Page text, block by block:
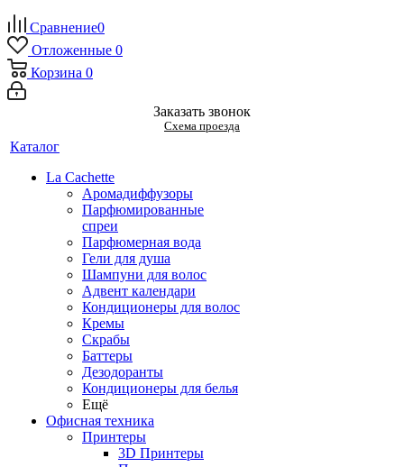
Сравнение0
Отложенные 0
Корзина 0
Заказать звонок
Схема проезда
Каталог
La Cachette
Аромадиффузоры
Парфюмированные
спреи
Парфюмерная вода
Гели для душа
Шампуни для волос
Адвент календари
Кондиционеры для волос
Кремы
Скрабы
Баттеры
Дезодоранты
Кондиционеры для белья
Ещё
Офисная техника
Принтеры
3D Принтеры